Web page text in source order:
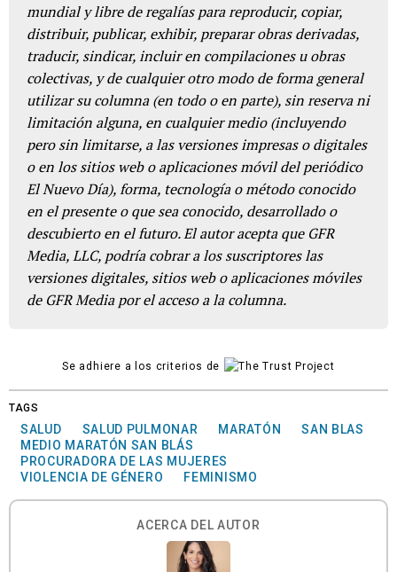
mundial y libre de regalías para reproducir, copiar,
distribuir, publicar, exhibir, preparar obras derivadas,
traducir, sindicar, incluir en compilaciones u obras
colectivas, y de cualquier otro modo de forma general
utilizar su columna (en todo o en parte), sin reserva ni
limitación alguna, en cualquier medio (incluyendo
pero sin limitarse, a las versiones impresas o digitales
o en los sitios web o aplicaciones móvil del periódico
El Nuevo Día), forma, tecnología o método conocido
en el presente o que sea conocido, desarrollado o
descubierto en el futuro. El autor acepta que GFR
Media, LLC, podría cobrar a los suscriptores las
versiones digitales, sitios web o aplicaciones móviles
de GFR Media por el acceso a la columna.
Se adhiere a los criterios de
TAGS
SALUD SALUD PULMONAR MARATÓN
SAN BLAS
MEDIO MARATÓN SAN BLÁS
PROCURADORA DE LAS MUJERES
VIOLENCIA DE GÉNERO
FEMINISMO
ACERCA DEL AUTOR